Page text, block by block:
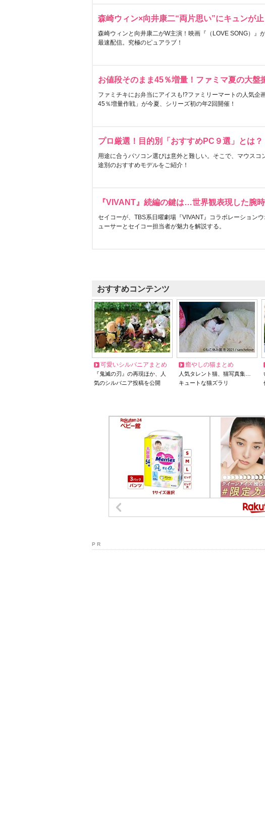
森崎ウィン×向井康二“両片思い”にキュンが止
森崎ウィンと向井康二がW主演！映画『（LOVE SONG）』
最速配信。究極のピュアラブ！
お値段そのまま45％増量！ファミマ夏の大盤
ファミチキにお弁当にアイスも!?ファミリーマートの人気企
45％増量作戦」が今夏、シリーズ初の年2回開催！
プロ厳選！目的別「おすすめPC９選」とは？
用途に合うパソコン選びは意外と難しい。そこで、マウスコ
途別のおすすめモデルをご紹介！
『VIVANT』続編の鍵は…世界観表現した腕
セイコーが、TBS系日曜劇場『VIVANT』コラボレーション
ューサーとセイコー担当者が魅力を解説する。
おすすめコンテンツ
可愛いシルバニアまとめ
『鬼滅の刃』の再現ほか、人
気のシルバニア投稿を公開
癒やしの猫まとめ
人気タレント猫、猫写真集…
キュートな猫ズラリ
P R